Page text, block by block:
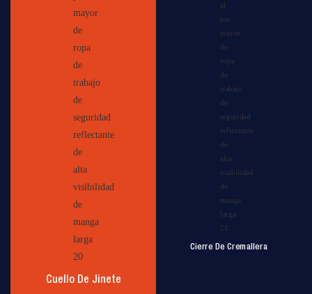
Cuello De Jinete
Cierre De Cremallera